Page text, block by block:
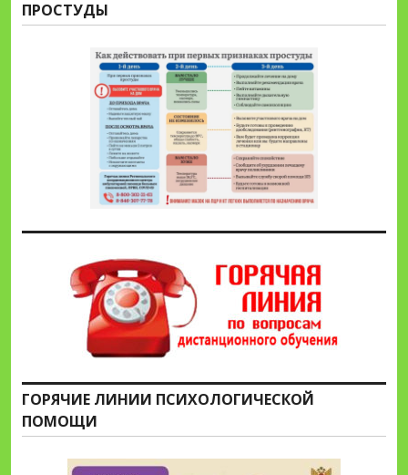
ПРОСТУДЫ
ГОРЯЧИЕ ЛИНИИ ПСИХОЛОГИЧЕСКОЙ
ПОМОЩИ